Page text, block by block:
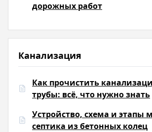
дорожных работ
Канализация
Как прочистить
трубы: всё, что нужно знать
Устройство, схема и этапы
септика из бетонных колец